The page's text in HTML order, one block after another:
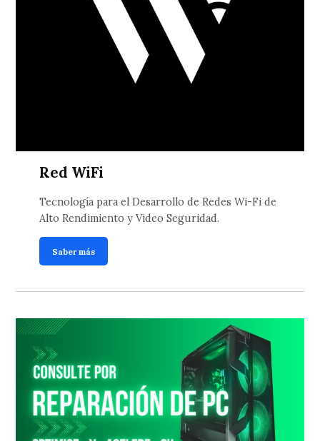
Red WiFi
Tecnología para el Desarrollo de Redes Wi-Fi de
Alto Rendimiento y Video Seguridad.
Saber más